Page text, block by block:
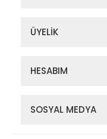
ÜYELİK
HESABIM
SOSYAL MEDYA